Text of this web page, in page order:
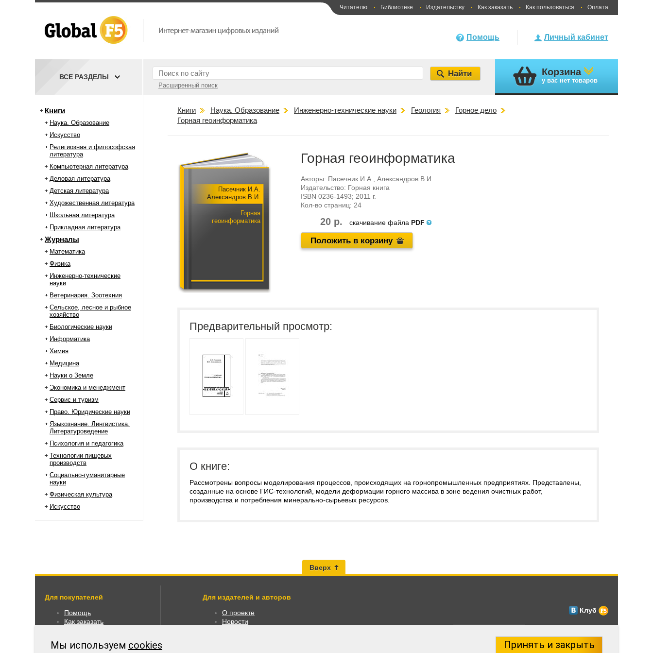
Читателю Библиотеке Издательству Как заказать Как пользоваться Оплата
Личный кабинет
Помощь
Расширенный поиск
ВСЕ РАЗДЕЛЫ Корзина
у вас нет товаров
Книги
Наука. Образование
Искусство
Религиозная и философская
литература
Компьютерная литература
Деловая литература
Детская литература
Художественная литература
Школьная литература
Прикладная литература
Журналы
Математика
Физика
Инженерно-технические
науки
Ветеринария. Зоотехния
Сельское, лесное и рыбное
хозяйство
Биологические науки
Информатика
Химия
Медицина
Науки о Земле
Экономика и менеджмент
Сервис и туризм
Право. Юридические науки
Языкознание. Лингвистика.
Литературоведение
Психология и педагогика
Технологии пищевых
производств
Социально-гуманитарные
науки
Физическая культура
Искусство
Книги Наука. Образование Инженерно-технические науки Геология
Горное дело
Горная геоинформатика
Пасечник И.А.
Александров В.И.
Горная
геоинформатика
Горная геоинформатика
Авторы: Пасечник И.А.
Александров В.И.
Издательство: Горная книга
ISBN 0236-1493; 2011 г.
Кол-во страниц: 24
20 р. скачивание файла PDF
Положить в корзину
Предварительный просмотр:
О книге:
Рассмотрены вопросы моделирования процессов, происходящих на горнопромышленных предприятиях. Представлены,
созданные на основе ГИС-технологий, модели деформации горного массива в зоне ведения очистных работ,
производства и потребления минерально-сырьевых ресурсов.
Вверх
Для покупателей
Помощь
Как заказать
Оплата
Для издателей и авторов
О проекте
Новости
Клуб
Мы используем cookies Принять и закрыть